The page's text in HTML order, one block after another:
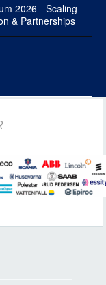
2026 - Scaling
& Partnerships